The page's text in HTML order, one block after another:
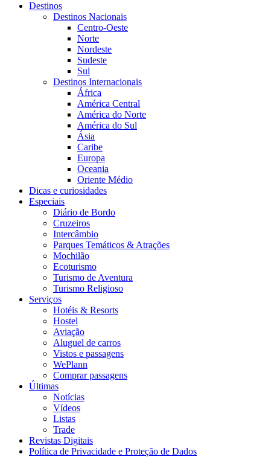
Destinos
Destinos Nacionais
Centro-Oeste
Norte
Nordeste
Sudeste
Sul
Destinos Internacionais
África
América Central
América do Norte
América do Sul
Ásia
Caribe
Europa
Oceania
Oriente Médio
Dicas e curiosidades
Especiais
Diário de Bordo
Cruzeiros
Intercâmbio
Parques Temáticos & Atrações
Mochilão
Ecoturismo
Turismo de Aventura
Turismo Religioso
Serviços
Hotéis & Resorts
Hostel
Aviação
Aluguel de carros
Vistos e passagens
WePlann
Comprar passagens
Últimas
Notícias
Vídeos
Listas
Trade
Revistas Digitais
Política de Privacidade e Proteção de Dados